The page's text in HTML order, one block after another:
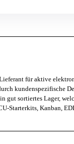
für aktive
kundenspezifische
gut sortiertes Lager,
Starterkits, Kanban,